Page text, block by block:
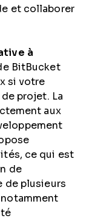
et collaborer
à
BitBucket
si votre
projet. La
aux
ce qui est
de
de plusieurs